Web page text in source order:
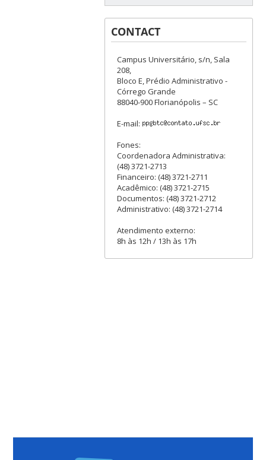
CONTACT
Campus Universitário, s/n, Sala
208,
Bloco E, Prédio Administrativo -
Córrego Grande
88040-900 Florianópolis – SC
E-mail:
Fones:
Coordenadora Administrativa:
(48) 3721-2713
Financeiro: (48) 3721-2711
Acadêmico: (48) 3721-2715
Documentos: (48) 3721-2712
Administrativo: (48) 3721-2714
Atendimento externo:
8h às 12h / 13h às 17h